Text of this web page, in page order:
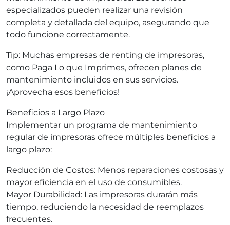
especializados pueden realizar una revisión
completa y detallada del equipo, asegurando que
todo funcione correctamente.
Tip: Muchas empresas de renting de impresoras,
como Paga Lo que Imprimes, ofrecen planes de
mantenimiento incluidos en sus servicios.
¡Aprovecha esos beneficios!
Beneficios a Largo Plazo
Implementar un programa de mantenimiento
regular de impresoras ofrece múltiples beneficios a
largo plazo:
Reducción de Costos: Menos reparaciones costosas y
mayor eficiencia en el uso de consumibles.
Mayor Durabilidad: Las impresoras durarán más
tiempo, reduciendo la necesidad de reemplazos
frecuentes.